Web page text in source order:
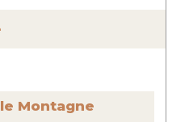
Montagne